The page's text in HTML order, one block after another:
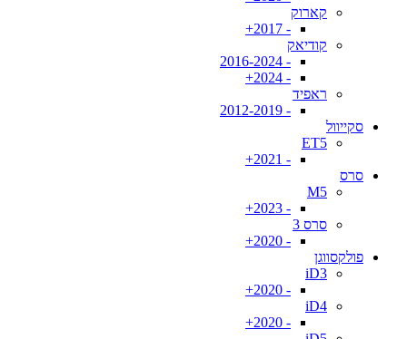
קארוק
- 2017+
קודיאק
- 2016-2024
- 2024+
ראפיד
- 2012-2019
סקייוול
ET5
- 2021+
סרס
M5
- 2023+
סרס 3
- 2020+
פולקסווגן
iD3
- 2020+
iD4
- 2020+